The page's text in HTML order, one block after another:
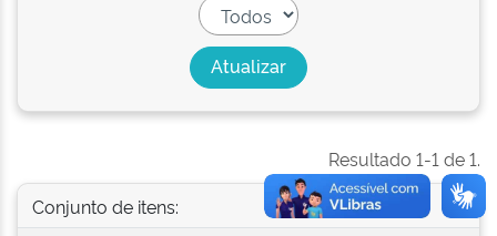
Resultado 1-1 de 1.
Conjunto de itens: